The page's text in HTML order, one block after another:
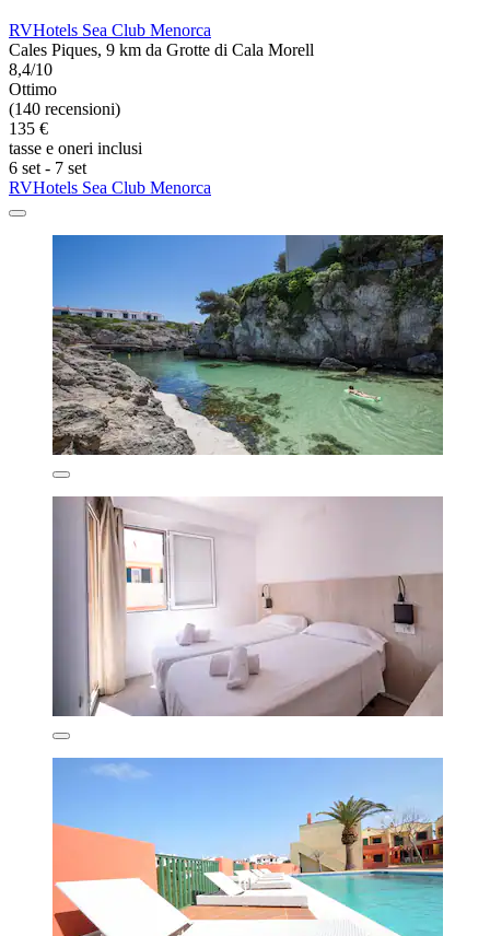
RVHotels Sea Club Menorca
Cales Piques, 9 km da Grotte di Cala Morell
8,4/10
Ottimo
(140 recensioni)
135 €
tasse e oneri inclusi
6 set - 7 set
RVHotels Sea Club Menorca